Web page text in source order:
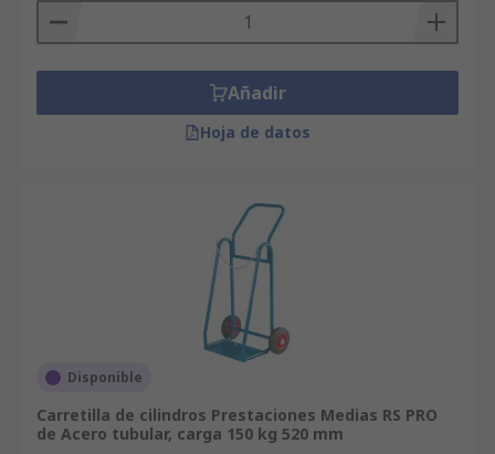
Añadir
Hoja de datos
Disponible
Carretilla de cilindros Prestaciones Medias RS PRO
de Acero tubular, carga 150 kg 520 mm